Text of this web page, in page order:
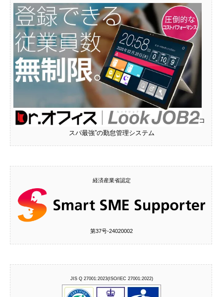
“コ
スパ最強”の勤怠管理システム
経済産業省認定
第37号‐24020002
JIS Q 27001:2023(ISO/IEC 27001:2022)